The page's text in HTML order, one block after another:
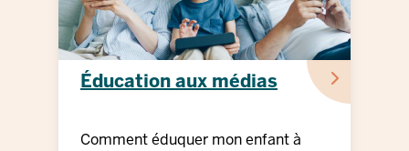
Éducation aux médias
Comment éduquer mon enfant à